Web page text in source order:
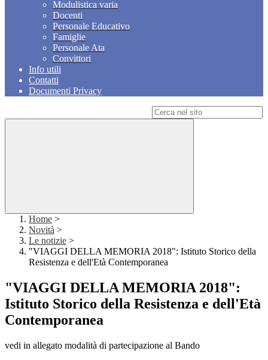
Modulistica varia
Docenti
Personale Educativo
Famiglie
Personale Ata
Convittori
Info utili
Contatti
Documenti Privacy
Home >
Novità >
Le notizie >
"VIAGGI DELLA MEMORIA 2018": Istituto Storico della
Resistenza e dell'Età Contemporanea
"VIAGGI DELLA MEMORIA 2018":
Istituto Storico della Resistenza e dell'Età
Contemporanea
vedi in allegato modalità di partecipazione al Bando